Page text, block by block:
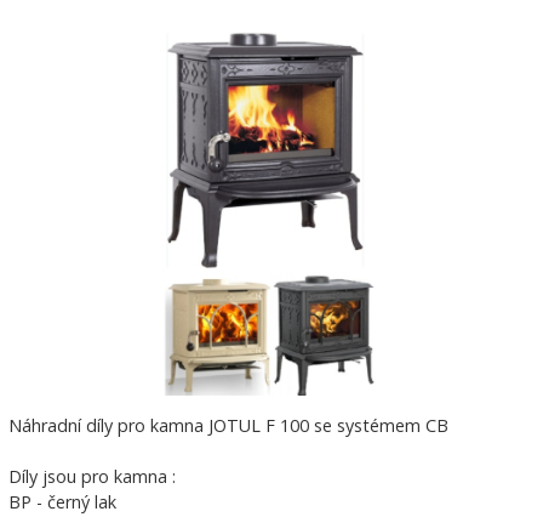
Náhradní díly pro kamna JOTUL F 100 se systémem CB
Díly jsou pro kamna :
BP - černý lak